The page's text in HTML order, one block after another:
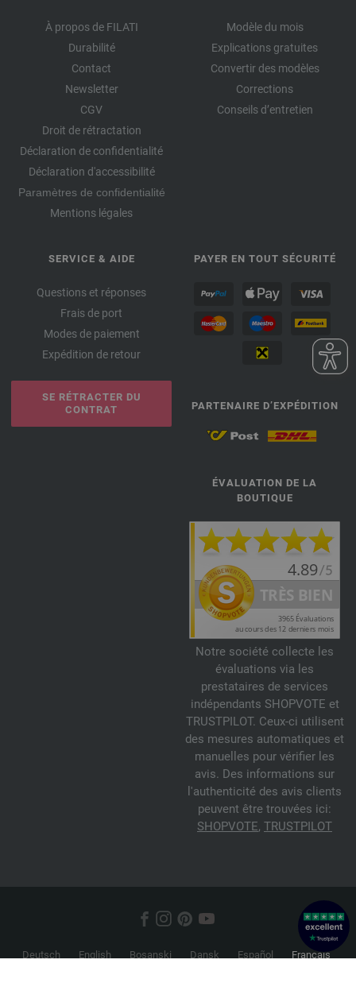
À propos de FILATI
Durabilité
Contact
Newsletter
CGV
Droit de rétractation
Déclaration de confidentialité
Déclaration d'accessibilité
Paramètres de confidentialité
Mentions légales
Modèle du mois
Explications gratuites
Convertir des modèles
Corrections
Conseils d’entretien
SERVICE & AIDE
Questions et réponses
Frais de port
Modes de paiement
Expédition de retour
SE RÉTRACTER DU
CONTRAT
PAYER EN TOUT SÉCURITÉ
PARTENAIRE D’EXPÉDITION
ÉVALUATION DE LA
BOUTIQUE
Notre société collecte les
évaluations via les
prestataires de services
indépendants SHOPVOTE et
TRUSTPILOT. Ceux-ci utilisent
des mesures automatiques et
manuelles pour vérifier les
avis. Des informations sur
l'authenticité des avis clients
peuvent être trouvées ici:
SHOPVOTE, TRUSTPILOT
Deutsch English Bosanski Dansk Español
Français